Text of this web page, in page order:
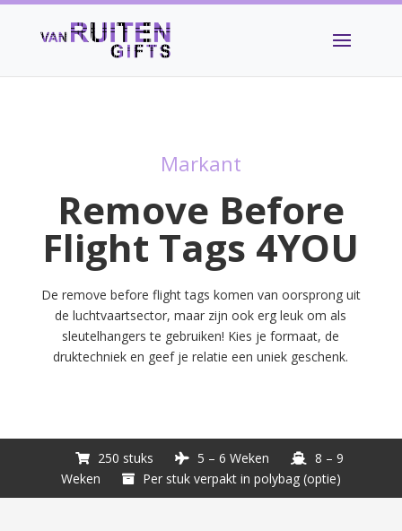
Markant
Remove Before
Flight Tags 4YOU
De remove before flight tags komen van oorsprong uit
de luchtvaartsector, maar zijn ook erg leuk om als
sleutelhangers te gebruiken! Kies je formaat, de
druktechniek en geef je relatie een uniek geschenk.
250 stuks 5 – 6 Weken
8 – 9
Weken
Per stuk verpakt in polybag (optie)